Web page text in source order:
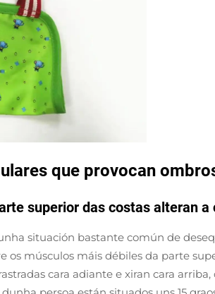
que provocan
superior das costas alteran
situación bastante común de
músculos máis débiles da parte
cara adiante e xiran cara